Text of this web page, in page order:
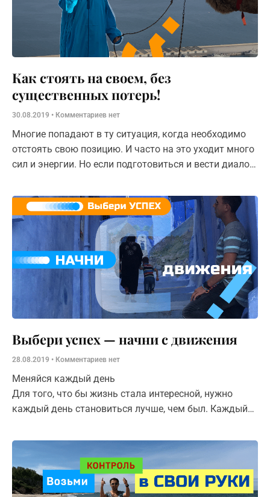
Как стоять на своем, без
существенных потерь!
30.08.2019 Комментариев нет
Многие попадают в ту ситуация, когда необходимо
отстоять свою позицию. И часто на это уходит много
сил и энергии. Но если подготовиться и вести диалог
желаемый результат быстрее и более рационально.
Выбери успех — начни с движения
28.08.2019 Комментариев нет
Меняйся каждый день
Для того, что бы жизнь стала интересной, нужно
каждый день становиться лучше, чем был. Каждый
маленькими шажками, но каждый день.